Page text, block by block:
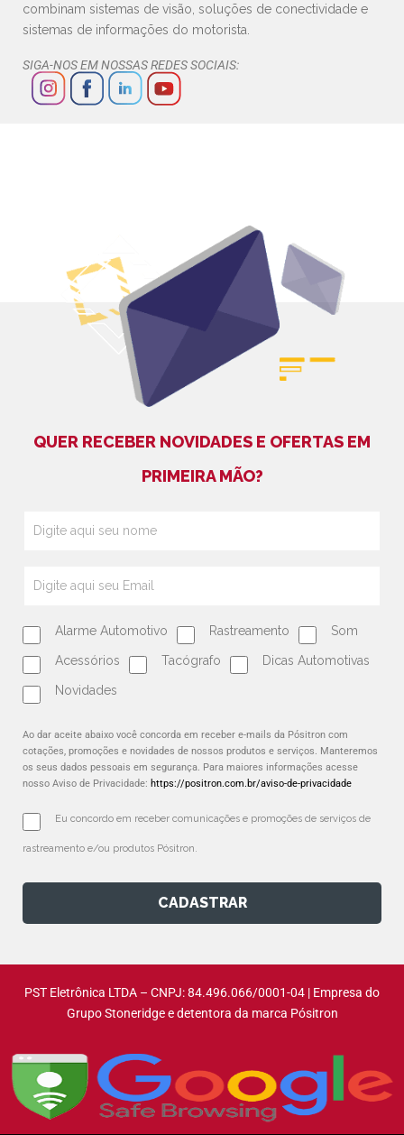
combinam sistemas de visão, soluções de conectividade e
sistemas de informações do motorista.
SIGA-NOS EM NOSSAS REDES SOCIAIS:
QUER RECEBER NOVIDADES E OFERTAS EM
PRIMEIRA MÃO?
Alarme Automotivo Rastreamento Som
Acessórios Tacógrafo Dicas Automotivas
Novidades
Ao dar aceite abaixo você concorda em receber e-mails da Pósitron com
cotações, promoções e novidades de nossos produtos e serviços. Manteremos
os seus dados pessoais em segurança. Para maiores informações acesse
nosso Aviso de Privacidade: https://positron.com.br/aviso-de-privacidade
Eu concordo em receber comunicações e promoções de serviços de
rastreamento e/ou produtos Pósitron.
CADASTRAR
PST Eletrônica LTDA – CNPJ: 84.496.066/0001-04 | Empresa do
Grupo Stoneridge e detentora da marca Pósitron